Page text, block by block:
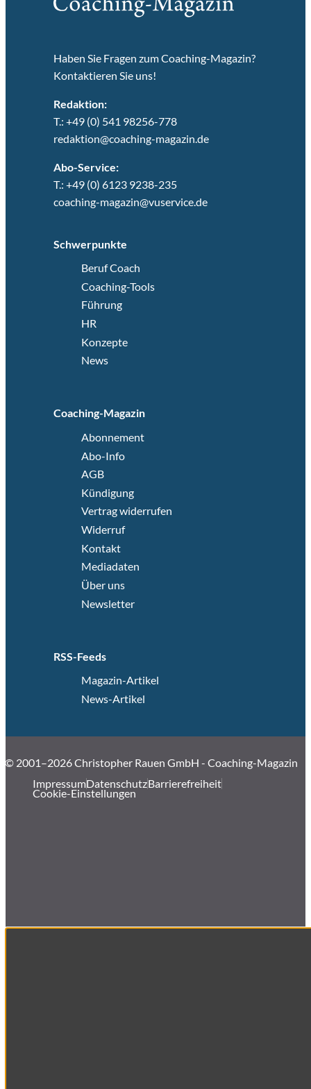
Haben Sie Fragen zum Coaching-Magazin?
Kontaktieren Sie uns!
Redaktion:
T.: +49 (0) 541 98256-778
redaktion@coaching-magazin.de
Abo-Service:
T.: +49 (0) 6123 9238-235
coaching-magazin@vuservice.de
Schwerpunkte
Beruf Coach
Coaching-Tools
Führung
HR
Konzepte
News
Coaching-Magazin
Abonnement
Abo-Info
AGB
Kündigung
Vertrag widerrufen
Widerruf
Kontakt
Mediadaten
Über uns
Newsletter
RSS-Feeds
Magazin-Artikel
News-Artikel
© 2001–2026 Christopher Rauen GmbH - Coaching-Magazin
ImpressumDatenschutzBarrierefreiheit
Cookie-Einstellungen